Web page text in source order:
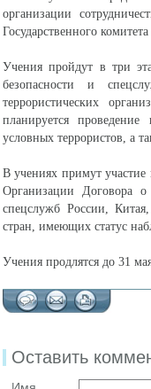
организации
Государственного
Учения пройдут в три
безопасности и
террористических
планируется
условных террористов, а
В учениях примут участие
Организации Договора о
спецслужб России,
стран, имеющих статус
Учения продлятся до 31
Оставить